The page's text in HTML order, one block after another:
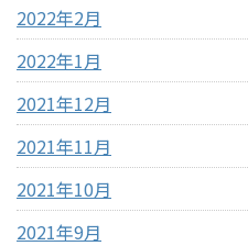
2022年2月
2022年1月
2021年12月
2021年11月
2021年10月
2021年9月